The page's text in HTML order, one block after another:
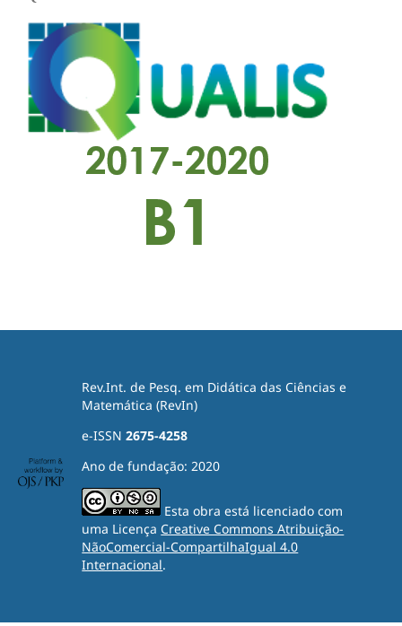
Rev.Int. de Pesq. em Didática das Ciências e
Matemática (RevIn)
e-ISSN2675-4258
Ano de fundação: 2020
Esta obra está licenciado com
uma Licença Creative Commons Atribuição-
NãoComercial-CompartilhaIgual 4.0
Internacional.